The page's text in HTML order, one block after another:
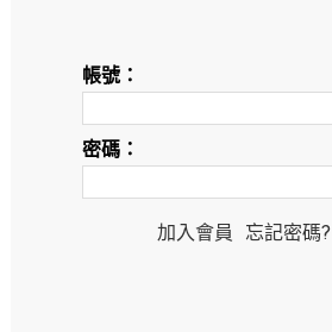
帳號：
密碼：
加入會員 忘記密碼?